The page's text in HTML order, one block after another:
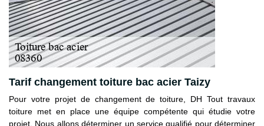
Tarif changement toiture bac acier Taizy
Pour votre projet de changement de toiture, DH Tout travaux
toiture met en place une équipe compétente qui étudie votre
projet. Nous allons déterminer un service qualifié pour déterminer